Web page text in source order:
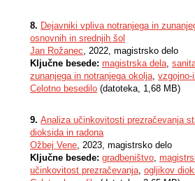
8. Dejavniki vpliva notranjega in
osnovnih in srednjih šol
Jan Rožanec, 2022, magistrsko delo
Ključne besede: magistrska dela,
zunanjega in notranjega okolja, vzgojno-
Celotno besedilo (datoteka, 1,68 MB)
9. Analiza učinkovitosti prezračevanja
dioksida in radona
Ožbej Vene, 2023, magistrsko delo
Ključne besede: gradbeništvo,
učinkovitost prezračevanja, ogljikov